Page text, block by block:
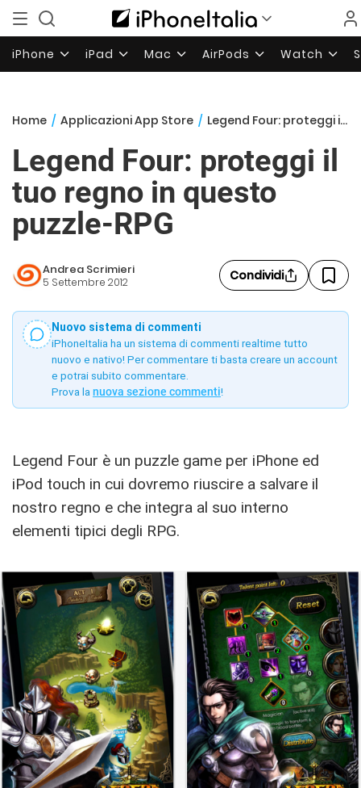
iPhone iPad Mac AirPods Watch
Home / Applicazioni App Store / Legend Four: proteggi il tuo regno in questo puzzle-RPG
Legend Four: proteggi il
tuo regno in questo
puzzle-RPG
Andrea Scrimieri
5 Settembre 2012 Condividi
Nuovo sistema di commenti
iPhoneItalia ha un sistema di commenti realtime tutto
nuovo e nativo! Per commentare ti basta creare un account
e potrai subito commentare.
Prova la nuova sezione commenti!
Legend Four è un puzzle game per iPhone ed
iPod touch in cui dovremo riuscire a salvare il
nostro regno e che integra al suo interno
elementi tipici degli RPG.